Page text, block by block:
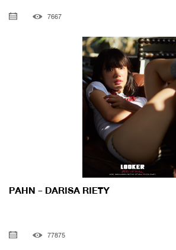
7667
PAHN - DARISA RIETY
77875